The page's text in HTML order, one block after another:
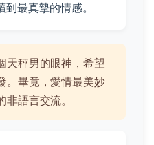
最真摯的情感。
天秤男的眼神，希望
。畢竟，愛情最美妙
語言交流。